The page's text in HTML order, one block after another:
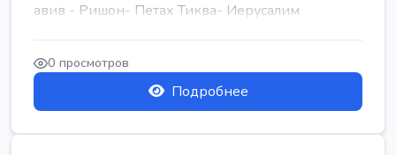
авив - Ришон- Петах Тиква- Иерусалим
0 просмотров
Подробнее